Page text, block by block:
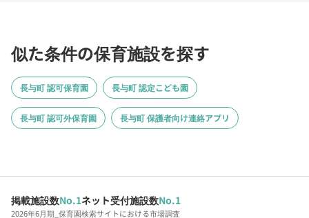
似た条件の保育施設を探す
長与町 認可保育園 長与町 認定こども園
長与町 認可外保育園 長与町 保護者向け連絡アプリ
掲載施設数No.1ネット受付施設数No.1
2026年6月期_保育園検索サイトにおける市場調査